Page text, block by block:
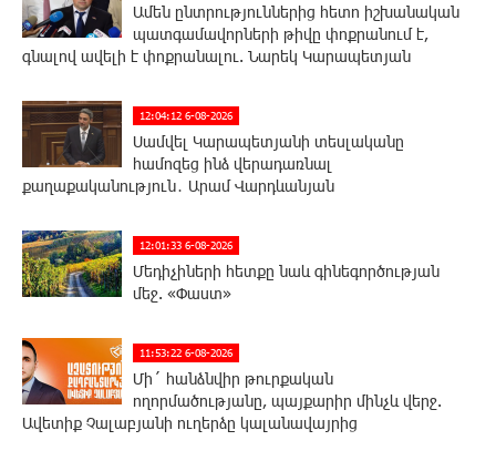
Ամեն ընտրություններից հետո իշխանական
պատգամավորների թիվը փոքրանում է,
գնալով ավելի է փոքրանալու. Նարեկ Կարապետյան
12:04:12 6-08-2026
Սամվել Կարապետյանի տեսլականը
համոզեց ինձ վերադառնալ
քաղաքականություն․ Արամ Վարդևանյան
12:01:33 6-08-2026
Մեդիչիների հետքը նաև գինեգործության
մեջ. «Փաստ»
11:53:22 6-08-2026
Մի´ հանձնվիր թուրքական
ողորմածությանը, պայքարիր մինչև վերջ.
Ավետիք Չալաբյանի ուղերձը կալանավայրից